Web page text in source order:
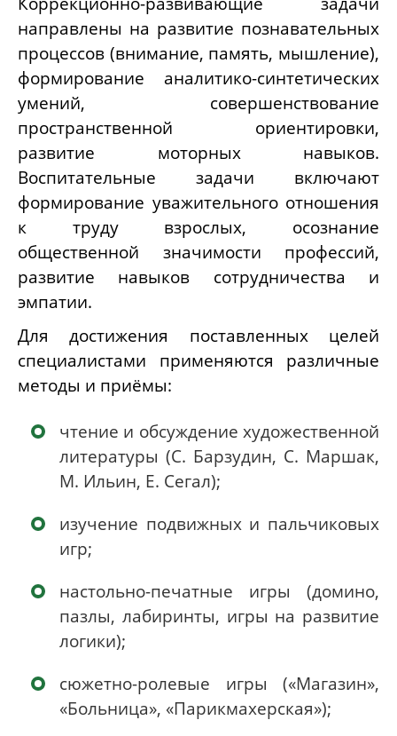
направлены на развитие познавательных
процессов (внимание, память, мышление),
формирование аналитико-синтетических
умений, совершенствование
пространственной ориентировки,
развитие моторных навыков.
Воспитательные задачи включают
формирование уважительного отношения
к труду взрослых, осознание
общественной значимости профессий,
развитие навыков сотрудничества и
эмпатии.
Для достижения поставленных целей
специалистами применяются различные
методы и приёмы:
чтение и обсуждение художественной
литературы (С. Барзудин, С. Маршак,
М. Ильин, Е. Сегал);
изучение подвижных и пальчиковых
игр;
настольно-печатные игры (домино,
пазлы, лабиринты, игры на развитие
логики);
сюжетно-ролевые игры («Магазин»,
«Больница», «Парикмахерская»);